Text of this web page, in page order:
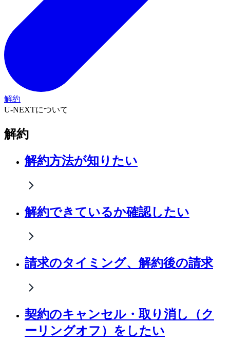
解約
U-NEXTについて
解約
解約方法が知りたい
解約できているか確認したい
請求のタイミング、解約後の請求
契約のキャンセル・取り消し（ク
ーリングオフ）をしたい